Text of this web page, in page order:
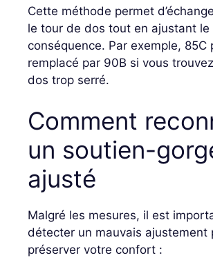
Cette méthode permet
le tour de dos tout en ajustant le
conséquence. Par exemple, 85C
remplacé par 90B si vous
dos trop serré.
Comment
un soutien-
ajusté
Malgré les mesures, il est
détecter un mauvais ajustement
préserver votre confort :